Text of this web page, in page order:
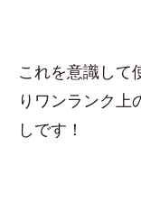
これを意識して
りワンランク上
しです！